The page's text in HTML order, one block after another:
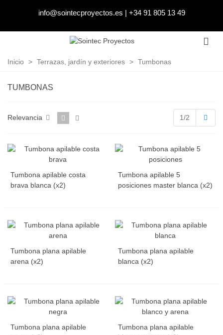
info@sointecproyectos.es | +34 91 805 13 49
Inicio > Terrazas, jardín y exteriores > Tumbonas
TUMBONAS
Relevancia 1/2
Tumbona apilable costa
brava blanca (x2)
Tumbona apilable 5
posiciones master blanca (x2)
Tumbona plana apilable
arena (x2)
Tumbona plana apilable
blanca (x2)
Tumbona plana apilable
Tumbona plana apilable